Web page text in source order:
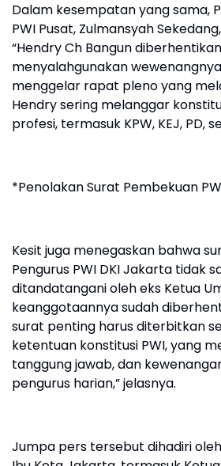
Dalam kesempatan yang sama,
PWI Pusat, Zulmansyah
“Hendry Ch Bangun
menyalahgunakan
menggelar rapat pleno yang
Hendry sering melanggar
profesi, termasuk KPW, KEJ, PD,
*Penolakan Surat Pembekuan
Kesit juga menegaskan bahwa
Pengurus PWI DKI Jakarta tidak
ditandatangani oleh eks Ketua
keanggotaannya sudah
surat penting harus diterbitkan
ketentuan konstitusi PWI, yang
tanggung jawab, dan
pengurus harian,” jelasnya.
Jumpa pers tersebut dihadiri